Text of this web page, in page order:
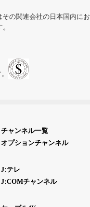
の関連会社の日本国内に
チャンネル一覧
オプションチャンネル
J:テレ
J:COMチャンネル